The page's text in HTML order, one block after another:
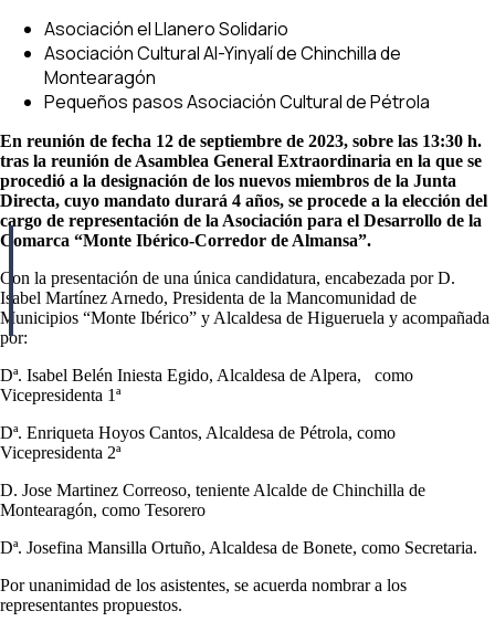
Asociación el Llanero Solidario
Asociación Cultural Al-Yinyalí de Chinchilla de
Montearagón
Pequeños pasos Asociación Cultural de Pétrola
En reunión de fecha 12 de septiembre de 2023, sobre las 13:30 h.
tras la reunión de Asamblea General Extraordinaria en la que se
procedió a la designación de los nuevos miembros de la Junta
Directa, cuyo mandato durará 4 años, se procede a la elección del
cargo de representación de la Asociación para el Desarrollo de la
Comarca “Monte Ibérico-Corredor de Almansa”.
Con la presentación de una única candidatura, encabezada por D.
Isabel Martínez Arnedo, Presidenta de la Mancomunidad de
Municipios “Monte Ibérico” y Alcaldesa de Higueruela y acompañada
por:
Dª. Isabel Belén Iniesta Egido, Alcaldesa de Alpera, como
Vicepresidenta 1ª
Dª. Enriqueta Hoyos Cantos, Alcaldesa de Pétrola, como
Vicepresidenta 2ª
D. Jose Martinez Correoso, teniente Alcalde de Chinchilla de
Montearagón, como Tesorero
Dª. Josefina Mansilla Ortuño, Alcaldesa de Bonete, como Secretaria.
Por unanimidad de los asistentes, se acuerda nombrar a los
representantes propuestos.